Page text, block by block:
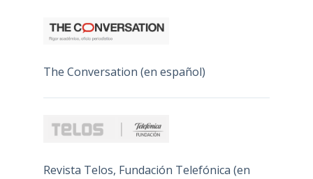
The Conversation (en español)
Revista Telos, Fundación Telefónica (en